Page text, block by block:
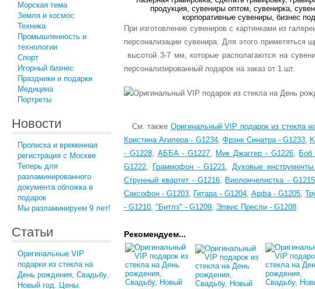
Морская тема
Земля и космос
Техника
Промышленность и
технологии
Спорт
Игорный бизнес
Праздники и подарки
Медицина
Портреты
Новости
Прописка и временная
регистрация с Москве
Теперь для
разламинированного
документа обложка в
подарок
Мы разламинируем 9 лет!
Статьи
Оригинальные VIP
подарки из стекла на
День рождения, Свадьбу,
Новый год. Цены.
При изготовление сувениров с картинками из
персонализации сувенира. Для этого приметяться
высотой 3-7 мм, которые располагаются на
персонализированный подарок на заказ от 1 шт.
См. также Оригинальный VIP подарок из стекла
Кристина Агилера - G1234, Фрэнк Синатра - G1233,
- G1228, АББА - G1227, Мик Джаггер - G1226, Боб
G1222, Граммофон - G1221,Духовые
Струнный квартет - G1216, Виолончелистка - G1215
Саксофон - G1203, Гитара - G1204, Арфа - G1205,
- G1210, "Битлз" - G1209, Элвис Пресли - G1208
Рекомендуем...